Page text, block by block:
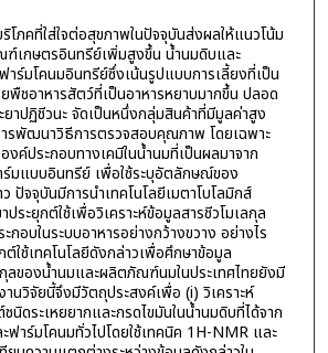
ภคที่ใส่ใจต่อสุขภาพในปัจจุบันส่งผลให้แนวโน้ม
เกษตรอินทรีย์เพิ่มสูงขึ้น น้ำนมดิบและ
ร์มโคนมอินทรีย์ซึ่งเน้นรูปแบบการเลี้ยงที่เป็น
พืชอาหารสัตว์ที่เป็นอาหารหยาบมากขึ้น ปลอด
ยาปฏิชีวนะ จัดเป็นหนึ่งกลุ่มสินค้าที่มีมูลค่าสูง
รพัฒนาวิธีการตรวจสอบคุณภาพ โดยเฉพาะ
ค์ประกอบทางเคมีในน้ำนมที่เป็นผลมาจาก
ร์มแบบอินทรีย์ เพื่อใช้ระบุอัตลักษณ์ของ
จจุบันมีการนำเทคโนโลยีเมตาโบโลมิกส์
ะยุกต์ใช้เพื่อวิเคราะห์ข้อมูลสารชีวโมเลกุล
กอบในระบบอาหารอย่างกว้างขวาง อย่างไร
ใช้เทคโนโลยีดังกล่าวเพื่อศึกษาข้อมูล
ลของน้ำนมและผลิตภัณฑ์นมในประเทศไทยยังมี
นวิจัยนี้จึงมีวัตถุประสงค์เพื่อ (i) วิเคราะห์
นิดระเหยยากและกรดไขมันในน้ำนมดิบที่ได้จาก
าร์มโคนมทั่วไปโดยใช้เทคนิค 1H-NMR และ